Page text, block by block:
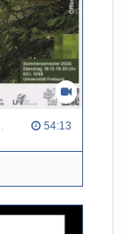
for resilient forests in Europe 54:13